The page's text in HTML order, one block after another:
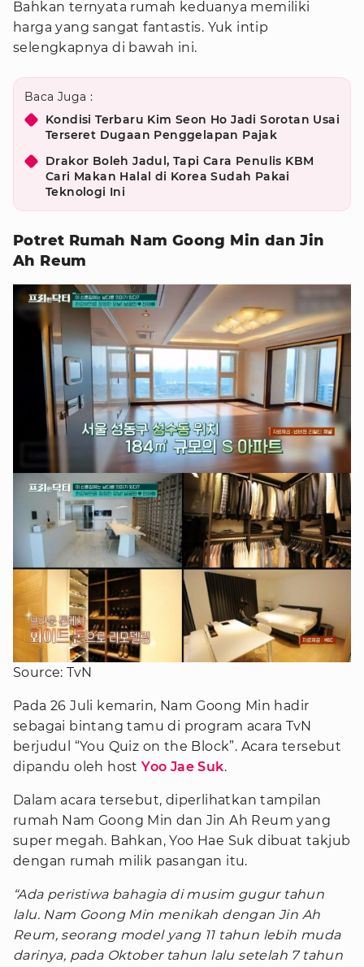
Bahkan ternyata rumah keduanya memiliki
harga yang sangat fantastis. Yuk intip
selengkapnya di bawah ini.
Baca Juga :
Kondisi Terbaru Kim Seon Ho Jadi Sorotan Usai
Terseret Dugaan Penggelapan Pajak
Drakor Boleh Jadul, Tapi Cara Penulis KBM
Cari Makan Halal di Korea Sudah Pakai
Teknologi Ini
Potret Rumah Nam Goong Min dan Jin
Ah Reum
Source: TvN
Pada 26 Juli kemarin, Nam Goong Min hadir
sebagai bintang tamu di program acara TvN
berjudul “You Quiz on the Block”. Acara tersebut
dipandu oleh hostYoo Jae Suk.
Dalam acara tersebut, diperlihatkan tampilan
rumah Nam Goong Min dan Jin Ah Reum yang
super megah. Bahkan, Yoo Hae Suk dibuat takjub
dengan rumah milik pasangan itu.
“Ada peristiwa bahagia di musim gugur tahun
lalu. Nam Goong Min menikah dengan Jin Ah
Reum, seorang model yang 11 tahun lebih muda
darinya, pada Oktober tahun lalu setelah 7 tahun